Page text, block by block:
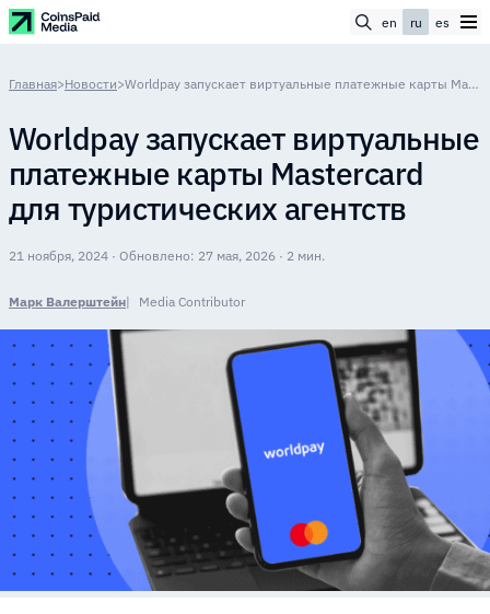
en ru es
Главная>Новости> Worldpay запускает виртуальные платежные карты Mastercard для туристических агентств
Worldpay запускает виртуальные
платежные карты Mastercard
для туристических агентств
21 ноября, 2024 · Обновлено: 27 мая, 2026 · 2 мин.
Марк Валерштейн Media Contributor